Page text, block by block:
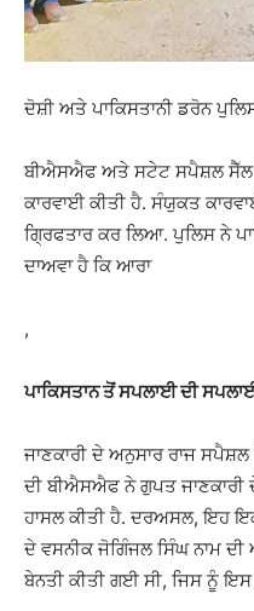
ਦੋਸ਼ੀ ਅਤੇ ਪਾਕਿਸਤਾਨੀ ਡਰੋਨ
ਬੀਐਸਐਫ ਅਤੇ ਸਟੇਟ ਸਪੈਸ਼ਲ ਸੈੱਲ
ਕਾਰਵਾਈ ਕੀਤੀ ਹੈ. ਸੰਯੁਕਤ
ਗ੍ਰਿਫਤਾਰ ਕਰ ਲਿਆ. ਪੁਲਿਸ ਨੇ
ਦਾਅਵਾ ਹੈ ਕਿ ਆਰਾ
,
ਪਾਕਿਸਤਾਨ ਤੋਂ ਸਪਲਾਈ ਦੀ
ਜਾਣਕਾਰੀ ਦੇ ਅਨੁਸਾਰ ਰਾਜ
ਦੀ ਬੀਐਸਐਫ ਨੇ ਗੁਪਤ
ਹਾਸਲ ਕੀਤੀ ਹੈ. ਦਰਅਸਲ, ਇਹ
ਦੇ ਵਸਨੀਕ ਜੋਗਿੰਜਲ ਸਿੰਘ ਨਾਮ
ਬੇਨਤੀ ਕੀਤੀ ਗਈ ਸੀ, ਜਿਸ ਨੂੰ